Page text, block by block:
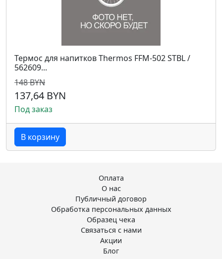
Термос для напитков Thermos FFM-502 STBL /
562609...
148 BYN
137,64 BYN
Под заказ
В корзину
Оплата
О нас
Публичный договор
Обработка персональных данных
Образец чека
Связаться с нами
Акции
Блог